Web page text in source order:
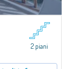
Affitto
della Marina di
residenziale
2 piani